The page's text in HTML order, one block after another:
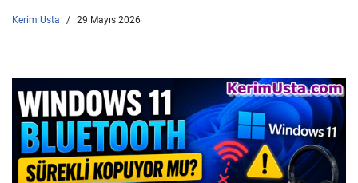
Kerim Usta 29 Mayıs 2026